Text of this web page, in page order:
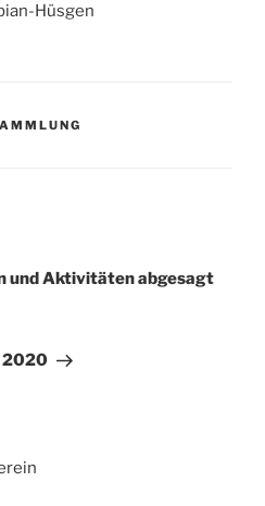
Hüsgen
und Aktivitäten abgesagt
2020